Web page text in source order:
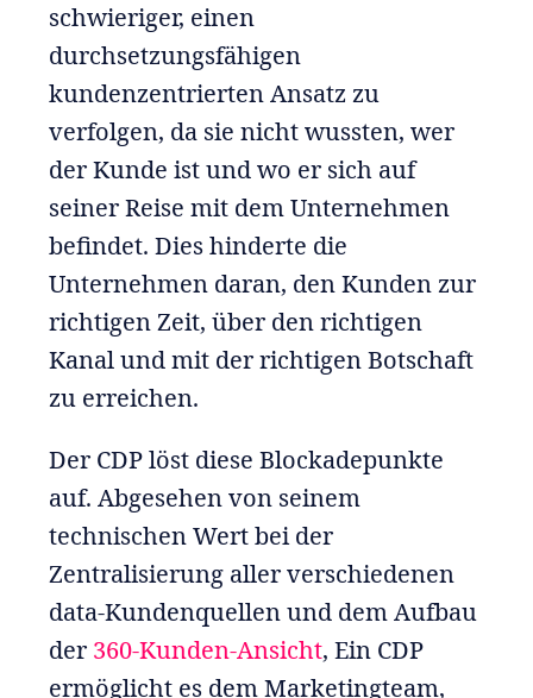
schwieriger, einen
durchsetzungsfähigen
kundenzentrierten Ansatz zu
verfolgen, da sie nicht wussten, wer
der Kunde ist und wo er sich auf
seiner Reise mit dem Unternehmen
befindet. Dies hinderte die
Unternehmen daran, den Kunden zur
richtigen Zeit, über den richtigen
Kanal und mit der richtigen Botschaft
zu erreichen.
Der CDP löst diese Blockadepunkte
auf. Abgesehen von seinem
technischen Wert bei der
Zentralisierung aller verschiedenen
data-Kundenquellen und dem Aufbau
der 360-Kunden-Ansicht, Ein CDP
ermöglicht es dem Marketingteam,